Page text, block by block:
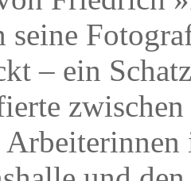
seine
– ein